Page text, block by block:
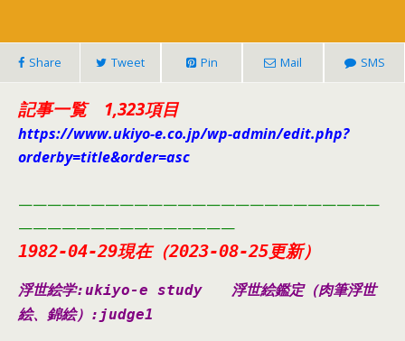
Share Tweet Pin Mail SMS
記事一覧 1,323項目
https://www.ukiyo-e.co.jp/wp-admin/edit.php?
orderby=title&order=asc
—————————————————————————
———————————————
1982-04-29現在（2023-08-25更新）
浮世絵学:ukiyo-e study 浮世絵鑑定（肉筆浮世
絵、錦絵） :judge1